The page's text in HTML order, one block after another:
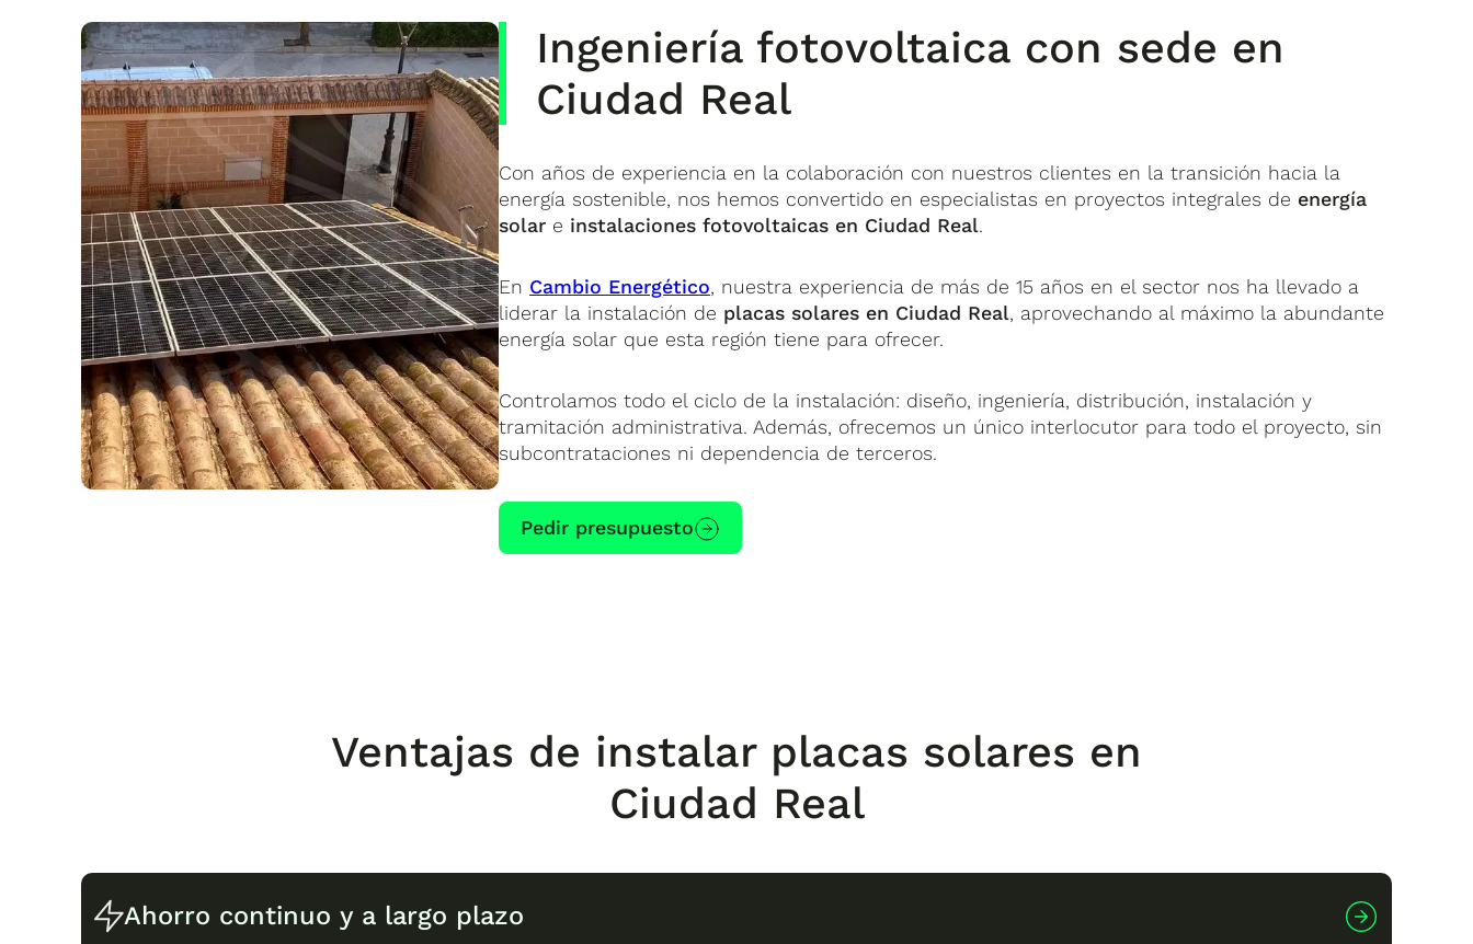
Ingeniería fotovoltaica con sede en
Ciudad Real
Con años de experiencia en la colaboración con nuestros clientes en la transición hacia la
energía sostenible, nos hemos convertido en especialistas en proyectos integrales de energía
solar e instalaciones fotovoltaicas en Ciudad Real.
En Cambio Energético, nuestra experiencia de más de 15 años en el sector nos ha llevado a
liderar la instalación de placas solares en Ciudad Real, aprovechando al máximo la abundante
energía solar que esta región tiene para ofrecer.
Controlamos todo el ciclo de la instalación: diseño, ingeniería, distribución, instalación y
tramitación administrativa. Además, ofrecemos un único interlocutor para todo el proyecto, sin
subcontrataciones ni dependencia de terceros.
Pedir presupuesto
Ventajas de instalar placas solares en
Ciudad Real
Ahorro continuo y a largo plazo